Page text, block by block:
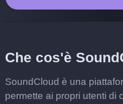
Che cos'è
SoundCloud è una
permette ai propri utenti di